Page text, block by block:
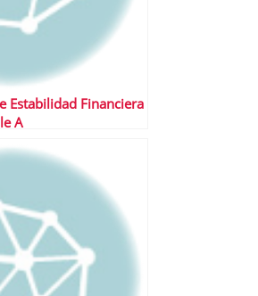
Estabilidad Financiera
A